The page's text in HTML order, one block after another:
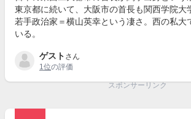
東京都に続いて、大阪市の首長も関西学院大
若手政治家＝横山英幸という凄さ。西の私大
いる。
ゲスト さん
1位の評価
スポンサーリンク